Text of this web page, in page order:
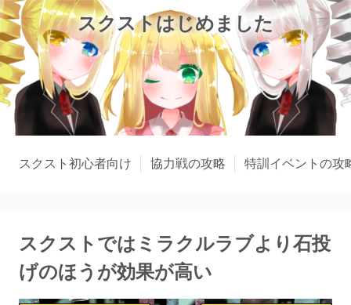
スクストはじめました
スクスト初心者向け 協力戦の攻略 特訓イベントの攻
スクストではミラクルラブより石投
げのほうが効果が高い